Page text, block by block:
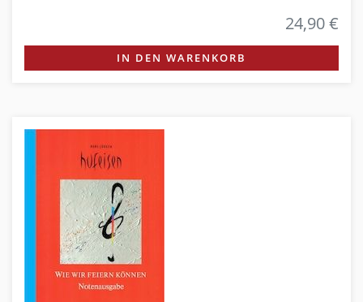
24,90 €
IN DEN WARENKORB